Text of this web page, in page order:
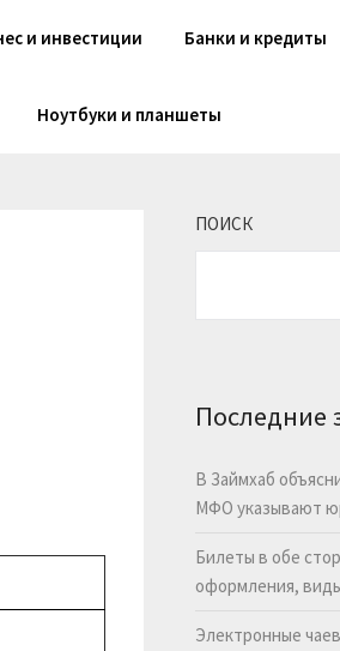
и инвестиции Банки и кредиты
Ноутбуки и планшеты
ПОИСК
Последние
В Займхаб
МФО указывают
Билеты в обе
оформления,
Электронные